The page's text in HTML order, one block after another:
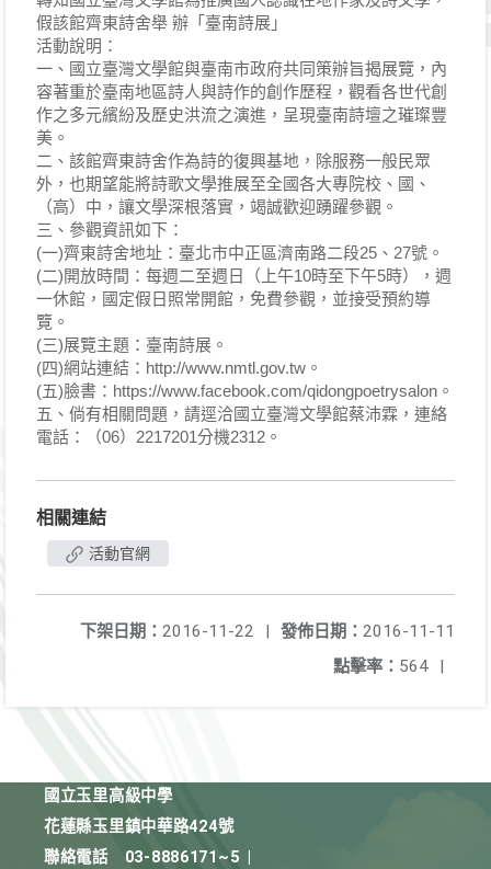
假該館齊東詩舍舉 辦「臺南詩展」
活動說明：
一、國立臺灣文學館與臺南市政府共同策辦旨揭展覽，內
容著重於臺南地區詩人與詩作的創作歷程，觀看各世代創
作之多元繽紛及歷史洪流之演進，呈現臺南詩壇之璀璨豐
美。
二、該館齊東詩舍作為詩的復興基地，除服務一般民眾
外，也期望能將詩歌文學推展至全國各大專院校、國、
（高）中，讓文學深根落實，竭誠歡迎踴躍參觀。
三、參觀資訊如下：
(一)齊東詩舍地址：臺北市中正區濟南路二段25、27號。
(二)開放時間：每週二至週日（上午10時至下午5時），週
一休館，國定假日照常開館，免費參觀，並接受預約導
覽。
(三)展覽主題：臺南詩展。
(四)網站連結：http://www.nmtl.gov.tw。
(五)臉書：https://www.facebook.com/qidongpoetrysalon。
五、倘有相關問題，請逕洽國立臺灣文學館蔡沛霖，連絡
電話：（06）2217201分機2312。
相關連結
活動官網
發佈日期： 2016-11-11
下架日期： 2016-11-22
|
點擊率： 564 |
國立玉里高級中學
花蓮縣玉里鎮中華路424號
聯絡電話
03-8886171~5